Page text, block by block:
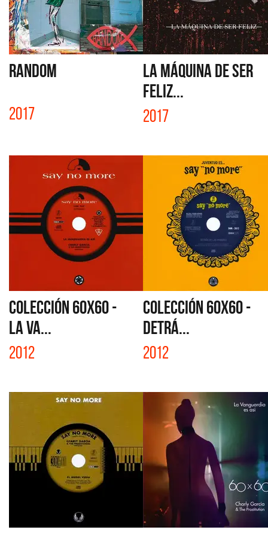
RANDOM
2017
LA MÁQUINA DE SER
FELIZ...
2017
COLECCIÓN 60X60 -
LA VA...
2012
COLECCIÓN 60X60 -
DETRÁ...
2012